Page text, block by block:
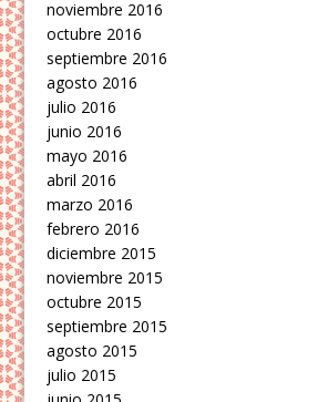
noviembre 2016
octubre 2016
septiembre 2016
agosto 2016
julio 2016
junio 2016
mayo 2016
abril 2016
marzo 2016
febrero 2016
diciembre 2015
noviembre 2015
octubre 2015
septiembre 2015
agosto 2015
julio 2015